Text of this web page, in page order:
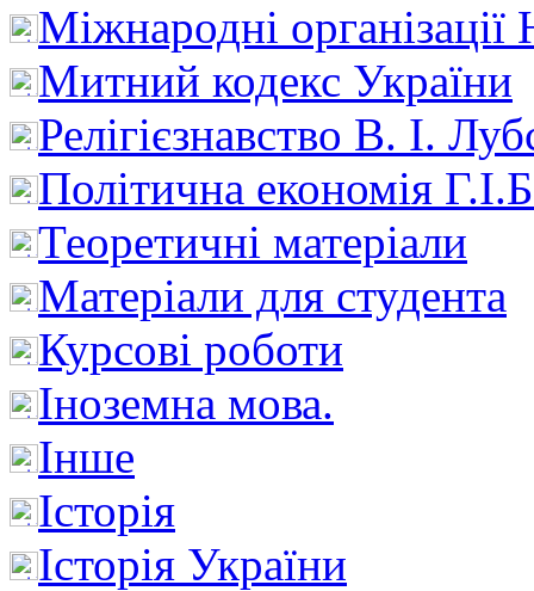
Міжнародні
Митний кодекс України
Релігієзнавство В. І.
Політична економія
Теоретичні матеріали
Матеріали для студента
Курсові роботи
Іноземна мова.
Інше
Історія
Історія України